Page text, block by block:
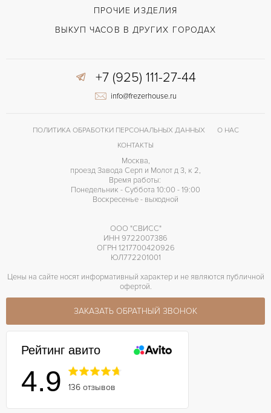
Двойной сложности застежка
ПРОЧИЕ ИЗДЕЛИЯ
ВЫКУП ЧАСОВ В ДРУГИХ ГОРОДАХ
+7 (925) 111-27-44
info@frezerhouse.ru
ПОЛИТИКА ОБРАБОТКИ ПЕРСОНАЛЬНЫХ ДАННЫХ
О НАС
КОНТАКТЫ
Москва,
проезд Завода Серп и Молот д 3, к 2,
Время работы:
Понедельник - Суббота 10:00 - 19:00
Воскресенье - выходной
ООО "СВИСС"
ИНН 9722007386
ОГРН 1217700420926
ЮЛ772201001
Цены на сайте носят информативный характер и не являются публичной
офертой.
ЗАКАЗАТЬ ОБРАТНЫЙ ЗВОНОК
Рейтинг авито
4.9 136 отзывов